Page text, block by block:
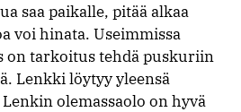
saa paikalle, pitää alkaa
voi hinata. Useimmissa
on tarkoitus tehdä puskuriin
Lenkki löytyy yleensä
olemassaolo on hyvä